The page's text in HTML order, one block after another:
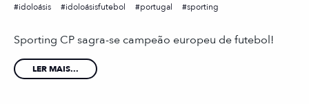
idoloásis
idoloásisfutebol portugal sporting
Sporting CP sagra-se campeão europeu de futebol!
LER MAIS...